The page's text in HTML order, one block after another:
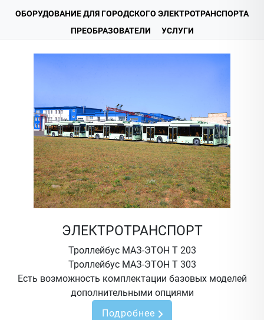
ОБОРУДОВАНИЕ ДЛЯ ГОРОДСКОГО ЭЛЕКТРОТРАНСПОРТА
ПРЕОБРАЗОВАТЕЛИ
УСЛУГИ
ЭЛЕКТРОТРАНСПОРТ
Троллейбус МАЗ-ЭТОН Т 203
Троллейбус МАЗ-ЭТОН Т 303
Есть возможность комплектации базовых моделей
дополнительными опциями
Подробнее